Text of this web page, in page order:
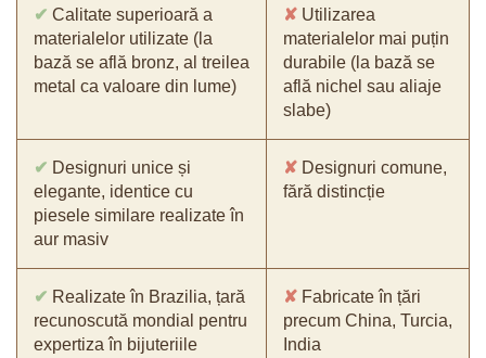
✔ Calitate superioară a
materialelor utilizate (la
bază se află bronz, al treilea
metal ca valoare din lume)
✘ Utilizarea
materialelor mai puțin
durabile (la bază se
află nichel sau aliaje
slabe)
✔ Designuri unice și
elegante, identice cu
piesele similare realizate în
aur masiv
✘ Designuri comune,
fără distincție
✔ Realizate în Brazilia, țară
recunoscută mondial pentru
expertiza în bijuteriile
✘ Fabricate în țări
precum China, Turcia,
India